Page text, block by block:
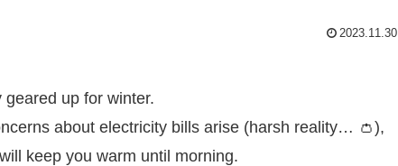
2023.11.30
up for winter.
about electricity bills arise (harsh reality… 👛),
keep you warm until morning.